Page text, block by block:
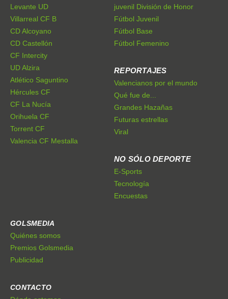
Levante UD
Villarreal CF B
CD Alcoyano
CD Castellón
CF Intercity
UD Alzira
Atlético Saguntino
Hércules CF
CF La Nucía
Orihuela CF
Torrent CF
Valencia CF Mestalla
juvenil División de Honor
Fútbol Juvenil
Fútbol Base
Fútbol Femenino
REPORTAJES
Valencianos por el mundo
Qué fue de...
Grandes Hazañas
Futuras estrellas
Viral
NO SÓLO DEPORTE
E-Sports
Tecnología
Encuestas
GOLSMEDIA
Quiénes somos
Premios Golsmedia
Publicidad
CONTACTO